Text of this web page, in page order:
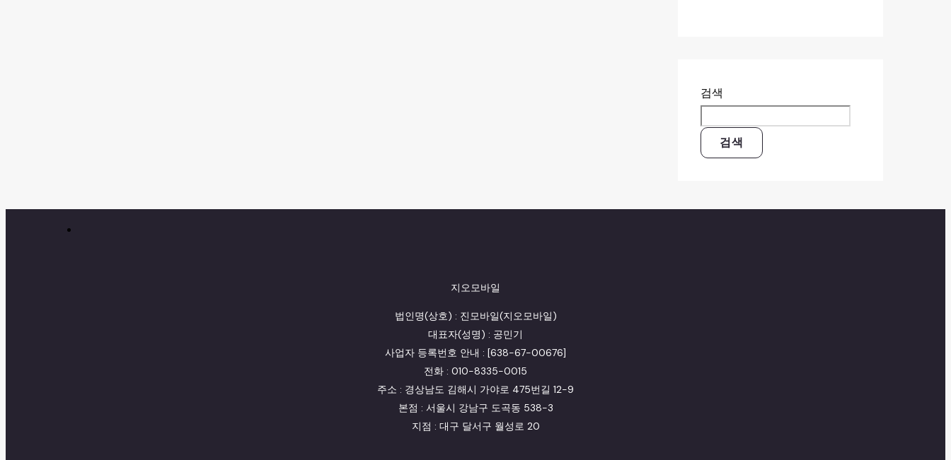
검색
검색
지오모바일
법인명(상호) : 진모바일(지오모바일)
대표자(성명) : 공민기
사업자 등록번호 안내 : [638-67-00676]
전화 : 010-8335-0015
주소 : 경상남도 김해시 가야로 475번길 12-9
본점 : 서울시 강남구 도곡동 538-3
지점 : 대구 달서구 월성로 20